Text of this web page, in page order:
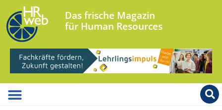
Das frische Magazin
für Human Resources